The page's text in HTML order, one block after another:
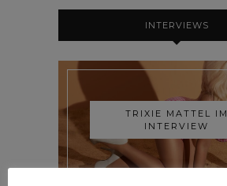
INTERVIEWS
TRIXIE MATTEL IM
INTERVIEW